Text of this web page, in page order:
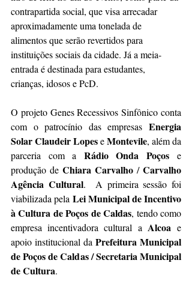
contrapartida social, que visa arrecadar
aproximadamente uma tonelada de
alimentos que serão revertidos para
instituições sociais da cidade. Já a meia-
entrada é destinada para estudantes,
crianças, idosos e PcD.
O projeto Genes Recessivos Sinfônico conta
com o patrocínio das empresas Energia
Solar Claudeir Lopes e Montevile, além da
parceria com a Rádio Onda Poços e
produção de Chiara Carvalho / Carvalho
Agência Cultural.  A primeira sessão foi
viabilizada pela Lei Municipal de Incentivo
à Cultura de Poços de Caldas, tendo como
empresa incentivadora cultural a Alcoa e
apoio institucional da Prefeitura Municipal
de Poços de Caldas / Secretaria Municipal
de Cultura.